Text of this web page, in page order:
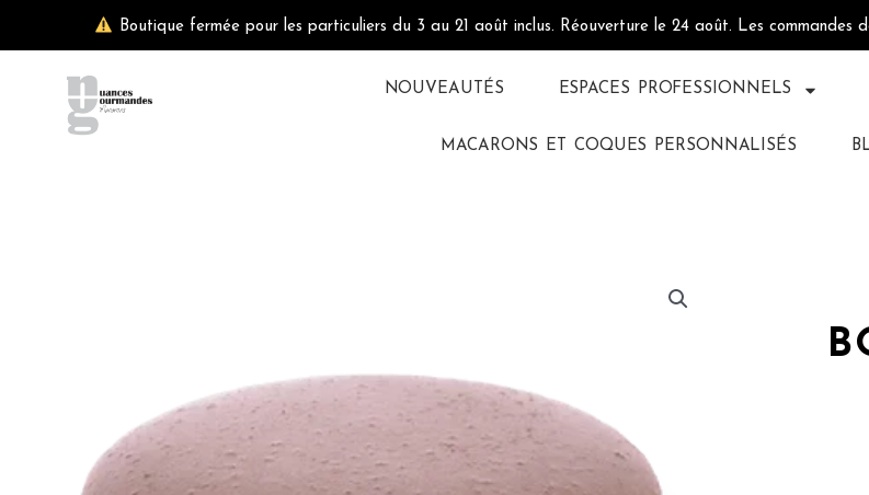
au
Boutique fermée pour les particuliers du 3 au 21 août inclus. Réouverture le 24 août. Les commandes
NOUVEAUTÉS ESPACES PROFESSIONNELS
MACARONS ET COQUES PERSONNALISÉS